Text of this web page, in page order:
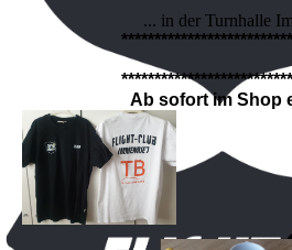
... in der Turnhalle
Ab sofort im Shop